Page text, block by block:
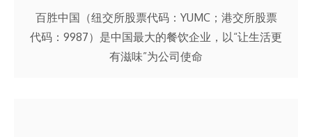
百胜中国（纽交所股票代码：YUMC；港交所股票
代码：9987）是中国最大的餐饮企业，以“让生活更
有滋味”为公司使命